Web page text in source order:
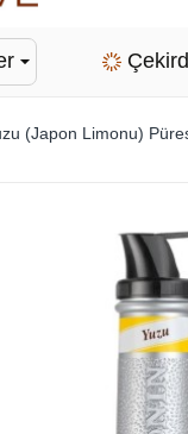
(Japon Limonu)